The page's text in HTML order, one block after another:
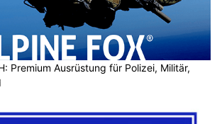
Premium Ausrüstung für Polizei, Militär,